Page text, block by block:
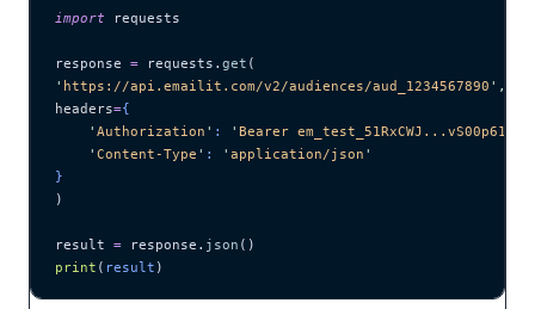
import requests
response = requests. get (
' https://api.emailit.com/v2/audiences/aud_1234567890 ' ,
headers={
    '
Authorization ' : ' Bearer
    '
Content-Type ' : ' application/json '
}
)
result = response. json ()
print ( result )